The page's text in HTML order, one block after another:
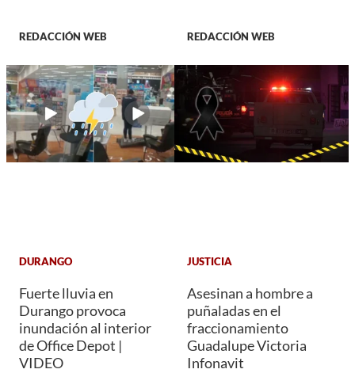
REDACCIÓN WEB REDACCIÓN WEB
DURANGO
Fuerte lluvia en
Durango provoca
inundación al interior
de Office Depot |
VIDEO
JUSTICIA
Asesinan a hombre a
puñaladas en el
fraccionamiento
Guadalupe Victoria
Infonavit